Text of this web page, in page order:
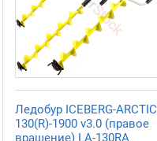
Ледобур ICEBERG-ARCTIC
130(R)-1900 v3.0 (правое
вращение) LA-130RA